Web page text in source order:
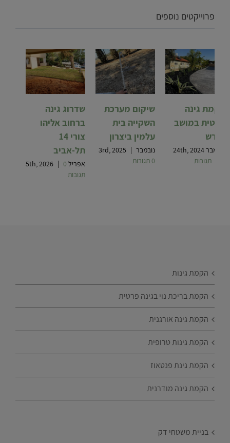
פרוייקטים נוספים
שדרוג גינה
ברחוב אליהו
צורי 14
תל-אביב
אפריל 5th, 2026 0
תגובות
שיקום מערכת
השקייה בית
עלמין ביצרון
נובמבר 3rd, 2025
0 תגובות
הקמת גינה
פרטית במושב
ישרש
נובמבר 24th, 2024
הקמת גינות
הקמת בריכת נוי בגינה פרטית
הקמת גינה אורגנית
הקמת גינות טרופית
הקמת גינת פנטאוז
הקמת גינה מודרנית
בניית משטחי דק